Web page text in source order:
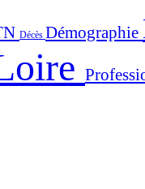
Décès Démographie